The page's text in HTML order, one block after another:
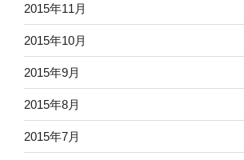
2015年11月
2015年10月
2015年9月
2015年8月
2015年7月